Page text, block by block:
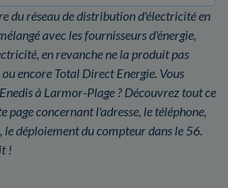
du réseau de distribution d'électricité en
avec les fournisseurs d'énergie,
en revanche ne la produit pas
encore Total Direct Energie. Vous
à Larmor-Plage ? Découvrez tout ce
page concernant l'adresse, le téléphone,
le déploiement du compteur dans le 56.
!